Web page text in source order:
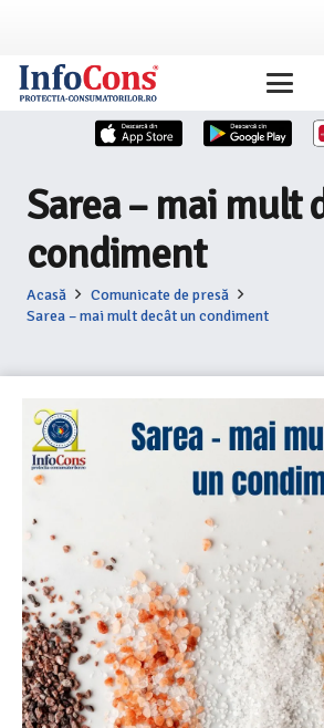
Sarea – mai mult
condiment
Acasă
Comunicate de presă
Sarea – mai mult decât un condiment